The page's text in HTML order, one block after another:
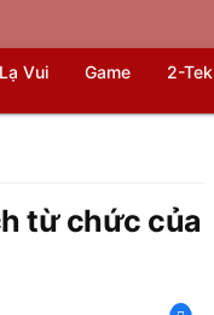
Lạ Vui Game 2-Tek
từ chức của